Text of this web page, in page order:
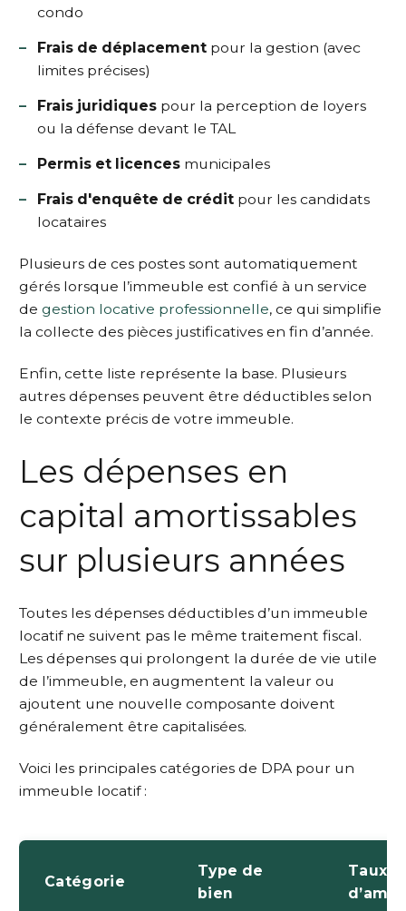
condo
Frais de déplacementpour la gestion (avec
limites précises)
Frais juridiquespour la perception de loyers
ou la défense devant le TAL
Permis et licencesmunicipales
Frais d'enquête de créditpour les candidats
locataires
Plusieurs de ces postes sont automatiquement
gérés lorsque l’immeuble est confié à un service
de gestion locative professionnelle, ce qui simplifie
la collecte des pièces justificatives en fin d’année.
Enfin, cette liste représente la base. Plusieurs
autres dépenses peuvent être déductibles selon
le contexte précis de votre immeuble.
Les dépenses en
capital amortissables
sur plusieurs années
Toutes les dépenses déductibles d’un immeuble
locatif ne suivent pas le même traitement fiscal.
Les dépenses qui prolongent la durée de vie utile
de l’immeuble, en augmentent la valeur ou
ajoutent une nouvelle composante doivent
généralement être capitalisées.
Voici les principales catégories de DPA pour un
immeuble locatif :
Catégorie
Type de
bien
Taux